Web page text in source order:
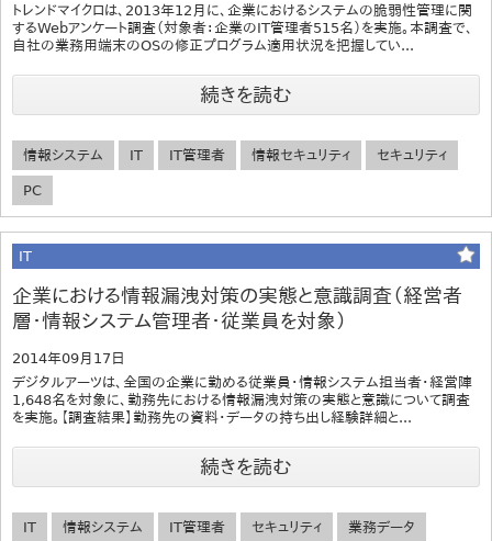
トレンドマイクロは、2013年12月に、企業におけるシステムの脆弱性管理に関
するWebアンケート調査（対象者：企業のIT管理者515名）を実施。本調査で、
自社の業務用端末のOSの修正プログラム適用状況を把握してい...
続きを読む
情報システム IT IT管理者 情報セキュリティ セキュリティ
PC
IT
企業における情報漏洩対策の実態と意識調査（経営者
層・情報システム管理者・従業員を対象）
2014年09月17日
デジタルアーツは、全国の企業に勤める従業員・情報システム担当者・経営陣
1,648名を対象に、勤務先における情報漏洩対策の実態と意識について調査
を実施。【調査結果】勤務先の資料・データの持ち出し経験詳細と...
続きを読む
IT 情報システム IT管理者 セキュリティ 業務データ